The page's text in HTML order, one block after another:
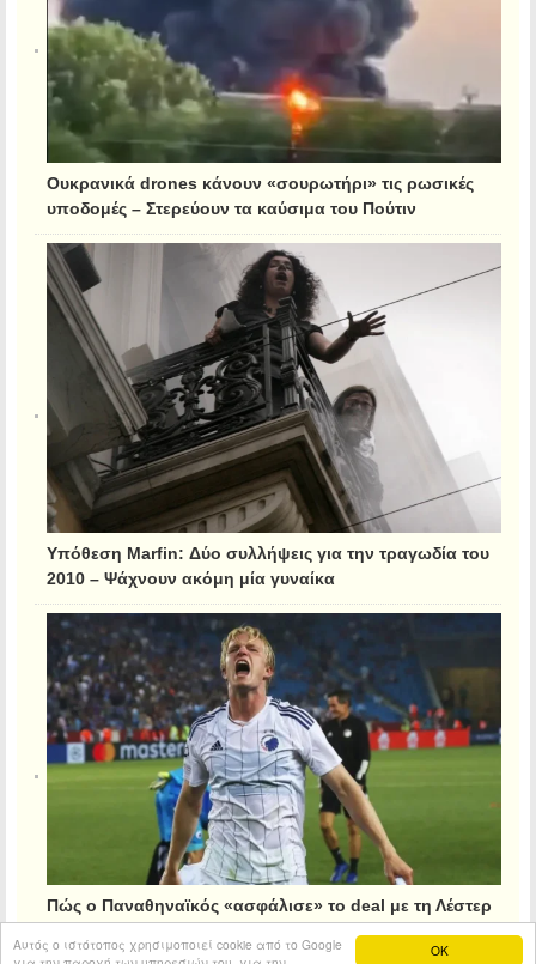
OK
Αυτός ο ιστότοπος χρησιμοποιεί cookie από το Google
Ουκρανικά drones κάνουν «σουρωτήρι» τις ρωσικές
υποδομές – Στερεύουν τα καύσιμα του Πούτιν
Υπόθεση Marfin: Δύο συλλήψεις για την τραγωδία του
2010 – Ψάχνουν ακόμη μία γυναίκα
Πώς ο Παναθηναϊκός «ασφάλισε» το deal με τη Λέστερ